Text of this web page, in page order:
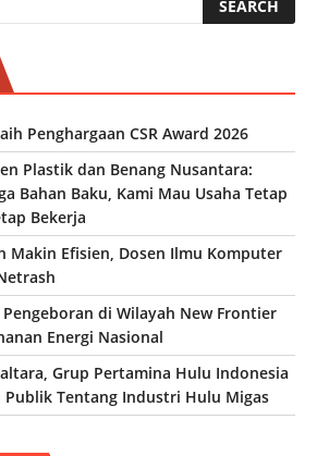
Penghargaan CSR Award 2026
Plastik dan Benang Nusantara:
Bahan Baku, Kami Mau Usaha Tetap
Bekerja
Makin Efisien, Dosen Ilmu Komputer
di Wilayah New Frontier
Energi Nasional
Grup Pertamina Hulu Indonesia
Tentang Industri Hulu Migas